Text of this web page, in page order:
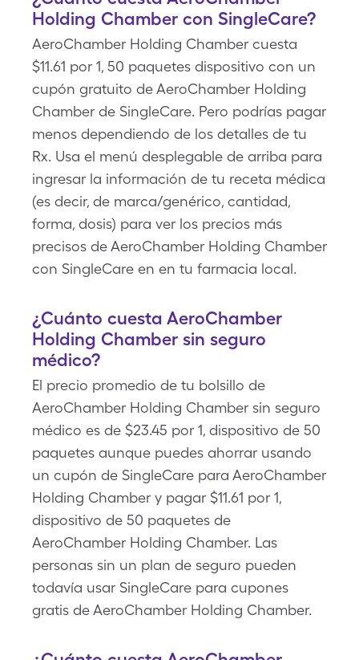
Holding Chamber con SingleCare?
AeroChamber Holding Chamber cuesta
$11.61 por 1, 50 paquetes dispositivo con un
cupón gratuito de AeroChamber Holding
Chamber de SingleCare. Pero podrías pagar
menos dependiendo de los detalles de tu
Rx. Usa el menú desplegable de arriba para
ingresar la información de tu receta médica
(es decir, de marca/genérico, cantidad,
forma, dosis) para ver los precios más
precisos de AeroChamber Holding Chamber
con SingleCare en en tu farmacia local.
¿Cuánto cuesta AeroChamber
Holding Chamber sin seguro
médico?
El precio promedio de tu bolsillo de
AeroChamber Holding Chamber sin seguro
médico es de $23.45 por 1, dispositivo de 50
paquetes aunque puedes ahorrar usando
un cupón de SingleCare para AeroChamber
Holding Chamber y pagar $11.61 por 1,
dispositivo de 50 paquetes de
AeroChamber Holding Chamber. Las
personas sin un plan de seguro pueden
todavía usar SingleCare para cupones
gratis de AeroChamber Holding Chamber.